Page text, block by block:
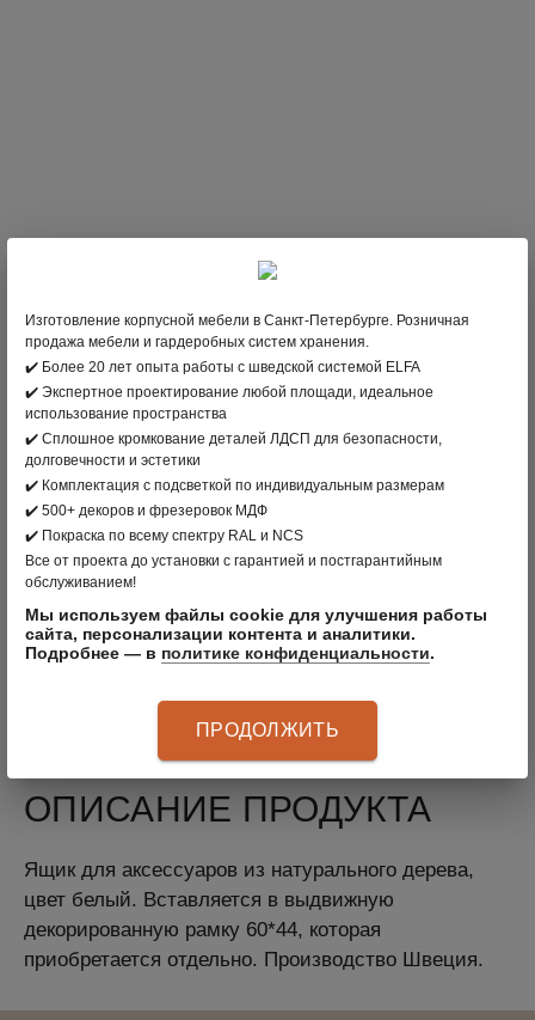
НЕТ В НАЛИЧИИ
вернуться в раздел
ПРОИЗВОДИТЕЛЬ:
ЦВЕТ: БЕЛЫЙ
МАТЕРИАЛ: МАССИВ ДЕРЕВА
АРТИКУЛ:603315
Ящик для аксессуаров из натурального дерева,
цвет белый. Вставляется в выдвижную
декорированную рамку 60*44, которая
приобретается отдельно. Производство Швеция.
ОПИСАНИЕ ПРОДУКТА
Ящик для аксессуаров из натурального дерева,
цвет белый. Вставляется в выдвижную
декорированную рамку 60*44, которая
приобретается отдельно. Производство Швеция.
Изготовление корпусной мебели в Санкт-Петербурге. Розничная
продажа мебели и гардеробных систем хранения.
✔️ Более 20 лет опыта работы с шведской системой ELFA
✔️ Экспертное проектирование любой площади, идеальное
использование пространства
✔️ Сплошное кромкование деталей ЛДСП для безопасности,
долговечности и эстетики
✔️ Комплектация с подсветкой по индивидуальным размерам
✔️ 500+ декоров и фрезеровок МДФ
✔️ Покраска по всему спектру RAL и NCS
Все от проекта до установки с гарантией и постгарантийным
обслуживанием!
Мы используем файлы cookie для улучшения работы
сайта, персонализации контента и аналитики.
Подробнее — в политике конфиденциальности.
ПРОДОЛЖИТЬ